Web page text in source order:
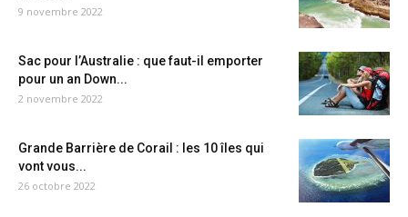
9 novembre 2022
Sac pour l’Australie : que faut-il emporter
pour un an Down...
2 novembre 2022
Grande Barrière de Corail : les 10 îles qui
vont vous...
26 octobre 2022